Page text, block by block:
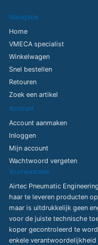
Navigatie
Home
VMECA specialist
Winkelwagen
Snel bestellen
Retouren
Zoek een artikel
Account
Account aanmaken
Inloggen
Mijn account
Wachtwoord vergeten
Voorwaarden
Airtec Pneumatic
haar te leveren producten
maar is uitdrukkelijk geen
voor de juiste technische
koper gecontroleerd te
enkele verantwoordelijkheid